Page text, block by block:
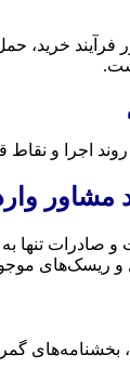
خرید،
اجرا و
مشاور
صادرات تنها
ریسک‌های